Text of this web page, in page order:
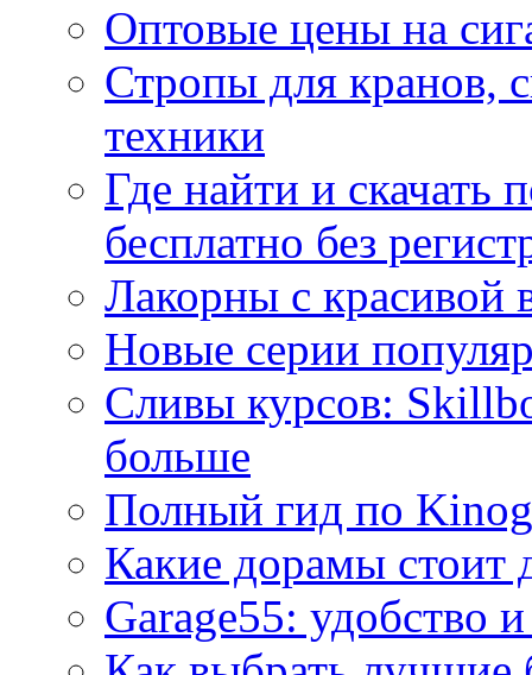
Оптовые цены на
Стропы для кранов,
техники
Где найти и
бесплатно без
Лакорны с красивой
Новые серии
Сливы курсов:
больше
Полный гид по
Какие дорамы стоит
Garage55: удобство